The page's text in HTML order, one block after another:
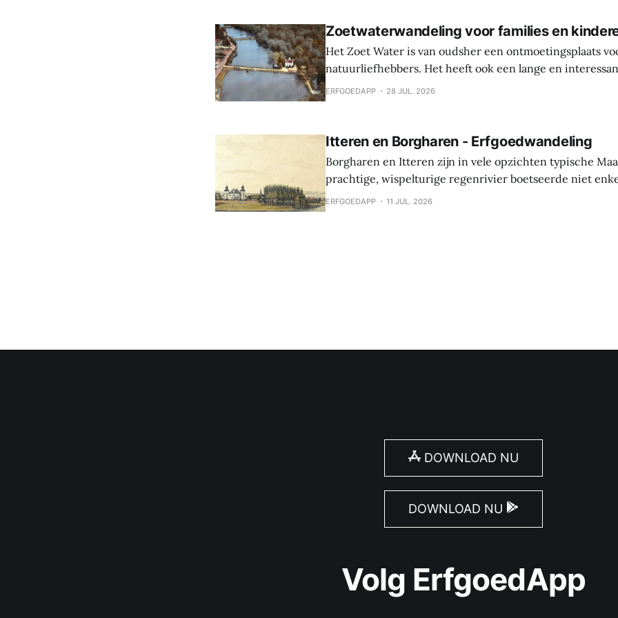
Zoetwaterwandeling voor families en
Het Zoet Water is van oudsher een ontmoetingsplaats
natuurliefhebbers. Het heeft ook een lange en
Hier werden sporen gevonden van bewoning en
ERFGOEDAPP 28 JUL. 2026
Itteren en Borgharen - Erfgoedwandeling
Borgharen en Itteren zijn in vele opzichten typische
prachtige, wispelturige regenrivier boetseerde niet
landschap, maar gaf ook mee vorm aan de levens van de
ERFGOEDAPP 11 JUL. 2026
DOWNLOAD NU
DOWNLOAD NU
Volg ErfgoedApp